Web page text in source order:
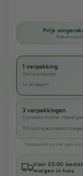
Prijs
1 verpakking
Om te proberen
ca. 30 dagen*
3 verpakkingen
Complete routine · meest
15% korting automatisch
*Gebaseerd op een
Voor 22:00
morgen in huis